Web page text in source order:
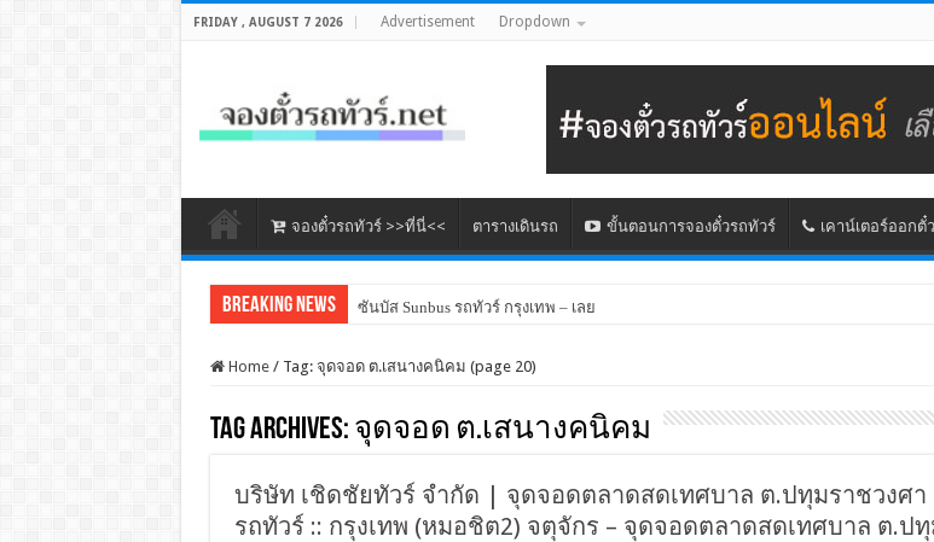
FRIDAY , AUGUST 7 2026 Advertisement Dropdown
จองตั๋วรถทัวร์ >>ที่นี่<< ตารางเดินรถ ขั้นตอนการจองตั๋วรถทัวร์ เคาน์เตอร์ออกตั๋ว
Breaking News ซันบัส Sunbus รถทัวร์ กรุงเทพ – เลย
Home / Tag: จุดจอด ต.เสนางคนิคม (page 20)
Tag Archives: จุดจอด ต.เสนางคนิคม
บริษัท เชิดชัยทัวร์ จำกัด | จุดจอดตลาดสดเทศบาล ต.ปทุมราชวงศ
รถทัวร์ :: กรุงเทพ (หมอชิต2) จตุจักร – จุดจอดตลาดสดเทศบาล ต.ป